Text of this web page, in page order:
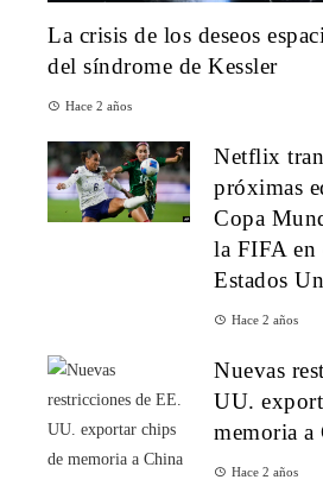
La crisis de los deseos
del síndrome de Kessler
Hace 2 años
Netflix
próximas
Copa
la FIFA en
Estados
Hace 2 años
Nuevas
UU.
memoria a
Hace 2 años